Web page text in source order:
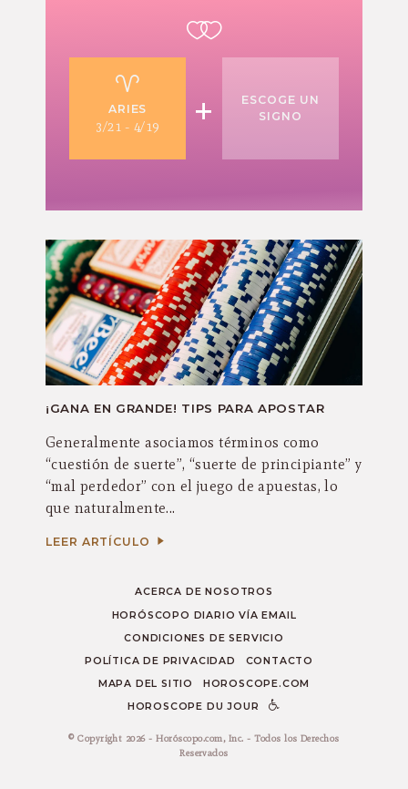
ARIES
3/21 - 4/19 +
ESCOGE UN
SIGNO
¡GANA EN GRANDE! TIPS PARA APOSTAR
Generalmente asociamos términos como
“cuestión de suerte”, “suerte de principiante” y
“mal perdedor” con el juego de apuestas, lo
que naturalmente...
LEER ARTÍCULO
ACERCA DE NOSOTROS
HORÓSCOPO DIARIO VÍA EMAIL
CONDICIONES DE SERVICIO
POLÍTICA DE PRIVACIDAD
CONTACTO
MAPA DEL SITIO
HOROSCOPE.COM
HOROSCOPE DU JOUR
© Copyright 2026 - Horóscopo.com, Inc. - Todos los Derechos
Reservados